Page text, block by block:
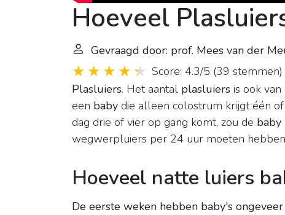
Hoeveel
Gevraagd door: prof. Mees van der
Score: 4.3/5 (39 stemmen)
Plasluiers. Het aantal plasluiers is ook
een baby die alleen colostrum krijgt één
dag drie of vier op gang komt, zou de baby
wegwerpluiers per 24 uur moeten
Hoeveel natte luiers
De eerste weken hebben baby's